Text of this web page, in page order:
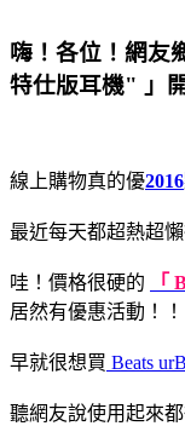
嗨！各位！網友
特仕版耳機" 」
線上購物真的優2016
最近每天都超熱超
哇！價格很硬的
「
居然有優惠活動！！
早就很想買 Beats
聽網友說使用起來都